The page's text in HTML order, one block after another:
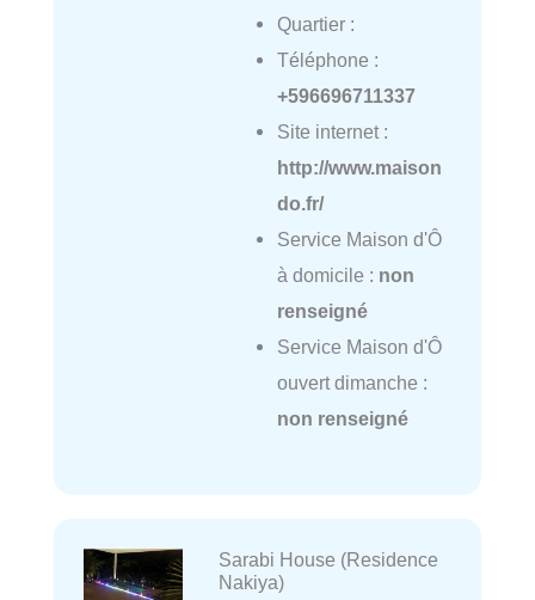
Quartier :
Téléphone :
+596696711337
Site internet :
http://www.maison
do.fr/
Service Maison d'Ô
à domicile : non
renseigné
Service Maison d'Ô
ouvert dimanche :
non renseigné
Sarabi House (Residence
Nakiya)